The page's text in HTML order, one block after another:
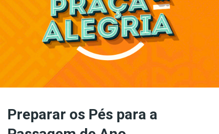
Preparar os Pés para a